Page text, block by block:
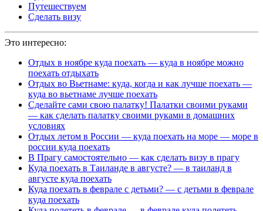
Путешествуем
Сделать визу
Это интересно:
Отдых в ноябре куда поехать — куда в ноябре можно
поехать отдыхать
Отдых во Вьетнаме: куда, когда и как лучше поехать —
куда во вьетнаме лучше поехать
Сделайте сами свою палатку! Палатки своими руками
— как сделать палатку своими руками в домашних
условиях
Отдых летом в России — куда поехать на море — море в
россии куда поехать
В Прагу самостоятельно — как сделать визу в прагу
Куда поехать в Таиланде в августе? — в таиланд в
августе куда поехать
Куда поехать в феврале с детьми? — с детьми в феврале
куда поехать